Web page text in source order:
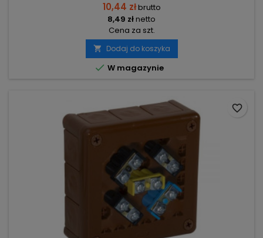
10,44 złbrutto
8,49 złnetto
Cena za szt.
 Dodaj do koszyka
 W magazynie
favorite_border